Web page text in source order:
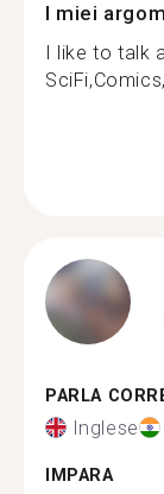
I miei
I like to talk
PARLA
Inglese
IMPARA